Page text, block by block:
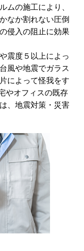
ムの施工により、
なか割れない圧倒
侵入の阻止に効果
震度５以上によっ
風や地震でガラス
によって怪我をす
やオフィスの既存
、地震対策・災害